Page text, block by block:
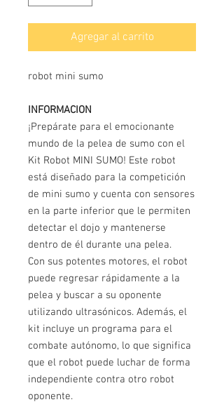
Agregar al carrito
robot mini sumo
INFORMACION
¡Prepárate para el emocionante
mundo de la pelea de sumo con el
Kit Robot MINI SUMO! Este robot
está diseñado para la competición
de mini sumo y cuenta con sensores
en la parte inferior que le permiten
detectar el dojo y mantenerse
dentro de él durante una pelea.
Con sus potentes motores, el robot
puede regresar rápidamente a la
pelea y buscar a su oponente
utilizando ultrasónicos. Además, el
kit incluye un programa para el
combate autónomo, lo que significa
que el robot puede luchar de forma
independiente contra otro robot
oponente.